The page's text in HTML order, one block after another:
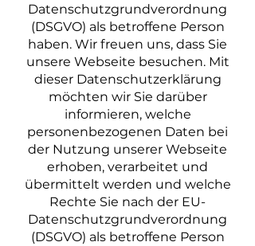
Datenschutzgrundverordnung
(DSGVO) als betroffene Person
haben. Wir freuen uns, dass Sie
unsere Webseite besuchen. Mit
dieser Datenschutzerklärung
möchten wir Sie darüber
informieren, welche
personenbezogenen Daten bei
der Nutzung unserer Webseite
erhoben, verarbeitet und
übermittelt werden und welche
Rechte Sie nach der EU-
Datenschutzgrundverordnung
(DSGVO) als betroffene Person